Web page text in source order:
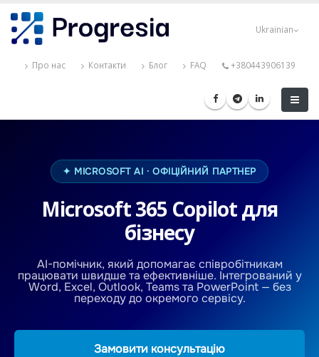
до
основного
Ukrainian
Про нас Контакти Блог FAQ +380443906139
✦ MICROSOFT AI · ОФІЦІЙНИЙ ПАРТНЕР
Microsoft 365 Copilot для
бізнесу
AI-помічник, який допомагає співробітникам
працювати швидше та ефективніше. Інтегрований у
Word, Excel, Outlook, Teams та PowerPoint — без
переходу до окремого сервісу.
Замовити консультацію